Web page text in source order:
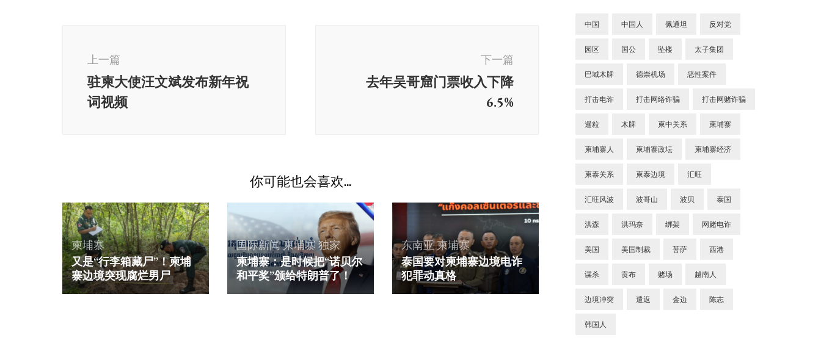
上一篇
驻柬大使汪文斌发布新年祝
词视频
下一篇
去年吴哥窟门票收入下降
6.5%
你可能也会喜欢...
柬埔寨
又是“行李箱藏尸”！柬埔
寨边境突现腐烂男尸
国际新闻柬埔寨独家
柬埔寨：是时候把“诺贝尔
和平奖”颁给特朗普了！
东南亚柬埔寨
泰国要对柬埔寨边境电诈
犯罪动真格
中国 中国人 佩通坦 反对党
园区 国公 坠楼 太子集团
巴域木牌 德崇机场 恶性案件
打击电诈 打击网络诈骗 打击网赌诈骗
暹粒 木牌 柬中关系 柬埔寨
柬埔寨人 柬埔寨政坛 柬埔寨经济
柬泰关系 柬泰边境 汇旺
汇旺风波 波哥山 波贝 泰国
洪森 洪玛奈 绑架 网赌电诈
美国 美国制裁 菩萨 西港
谋杀 贡布 赌场 越南人
边境冲突 遣返 金边 陈志
韩国人